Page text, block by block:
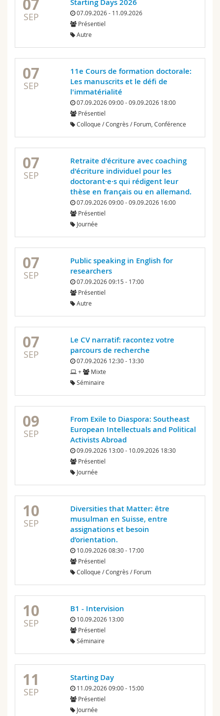
07
SEP
Starting Days 2026
07.09.2026 - 11.09.2026
Présentiel
Autre
07
SEP
11e Cours de formation doctorale:
Les manuscrits et le défi de
l'immatérialité
07.09.2026 09:00 - 09.09.2026 18:00
Présentiel
Colloque / Congrès / Forum, Conférence
07
SEP
Retraite d'écriture avec coaching
d'écriture individuel pour les
doctorant·e·s qui rédigent leur
thèse en français ou en allemand.
07.09.2026 09:00 - 09.09.2026 16:00
Présentiel
Journée
07
SEP
Public speaking in English for
researchers
07.09.2026 09:15 - 17:00
Présentiel
Autre
07
SEP
Le CV narratif: racontez votre
parcours de recherche
07.09.2026 12:30 - 13:30
+
Mixte
Séminaire
09
SEP
From Exile to Diaspora: Southeast
European Intellectuals and Political
Activists Abroad
09.09.2026 13:00 - 10.09.2026 18:30
Présentiel
Journée
10
SEP
Diversities that Matter: être
musulman en Suisse, entre
assignations et besoin
d’orientation.
10.09.2026 08:30 - 17:00
Présentiel
Colloque / Congrès / Forum
10
SEP
B1 - Intervision
10.09.2026 13:00
Présentiel
Séminaire
11
SEP
Starting Day
11.09.2026 09:00 - 15:00
Présentiel
Journée